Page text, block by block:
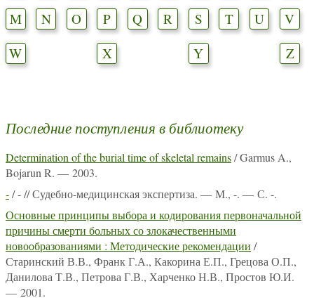
M
N O P Q R S T U
V
W
X Y Z
Последние поступления в библиотеку
Determination of the burial time of skeletal remains/ Garmus A.,
Bojarun R. — 2003.
-/ - // Судебно-медицинская экспертиза. — М., -. — С. -.
Основные принципы выбора и кодирования первоначальной
причины смерти больных со злокачественными
новообразованиями : Методические рекомендации /
Старинский В.В., Франк Г.А., Какорина Е.П., Грецова О.П.,
Данилова Т.В., Петрова Г.В., Харченко Н.В., Простов Ю.И.
— 2001.